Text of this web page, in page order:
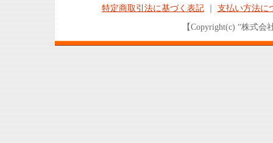
特定商取引法に基づく表記｜ 支払い方法に
【Copyright(c) “株式会